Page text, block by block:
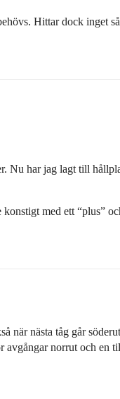
Hittar dock inget
Nu har jag lagt till
med ett “plus”
när nästa tåg går
norrut och en